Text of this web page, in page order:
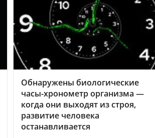
Обнаружены биологические
часы-хронометр организма —
когда они выходят из строя,
развитие человека
останавливается